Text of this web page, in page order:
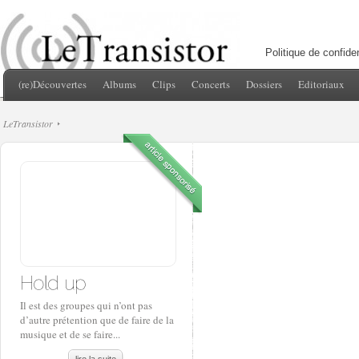
Politique de
(re)Découvertes Albums Clips Concerts Dossiers Editoriaux
LeTransistor
Il est des groupes qui n’ont pas
d’autre prétention que de faire de la
musique et de se faire...